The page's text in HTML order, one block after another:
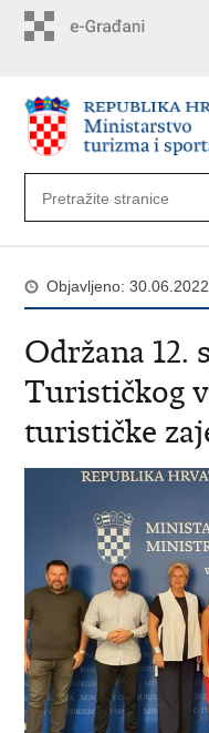
Objavljeno: 30.06.2022.
Održana 12.
Turističkog
turističke